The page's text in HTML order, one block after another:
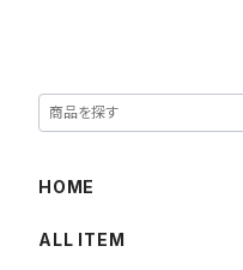
HOME
ALL ITEM